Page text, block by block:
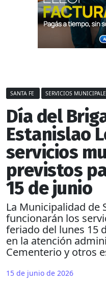
SANTA FE SERVICIOS
Día del
Estanislao
servicios
previstos
15 de junio
La Municipalidad de
funcionarán los
feriado del lunes 15
en la atención
Cementerio y otros
15 de junio de 2026